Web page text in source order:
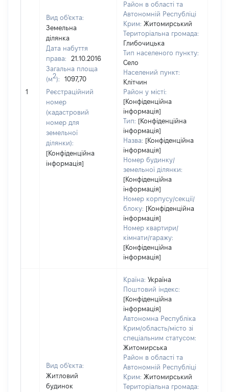
1
Вид об'єкта:
Земельна
ділянка
Дата набуття
права:
21.10.2016
Загальна площа
(м2):
1097,70
Реєстраційний
номер
(кадастровий
номер для
земельної
ділянки):
[Конфіденційна
інформація]
Район в області та
Автономній Республіці
Крим: Житомирський
Територіальна громада:
Глибочицька
Тип населеного пункту:
Село
Населений пункт:
Клітчин
Район у місті:
[Конфіденційна
інформація]
Тип: [Конфіденційна
інформація]
Назва: [Конфіденційна
інформація]
Номер будинку/
земельної ділянки:
[Конфіденційна
інформація]
Номер корпусу/секції/
блоку: [Конфіденційна
інформація]
Номер квартири/
кімнати/гаражу:
[Конфіденційна
інформація]
Вид об'єкта:
Житловий
будинок
Країна: Україна
Поштовий індекс:
[Конфіденційна
інформація]
Автономна Республіка
Крим/область/місто зі
спеціальним статусом:
Житомирська
Район в області та
Автономній Республіці
Крим: Житомирський
Територіальна громада: